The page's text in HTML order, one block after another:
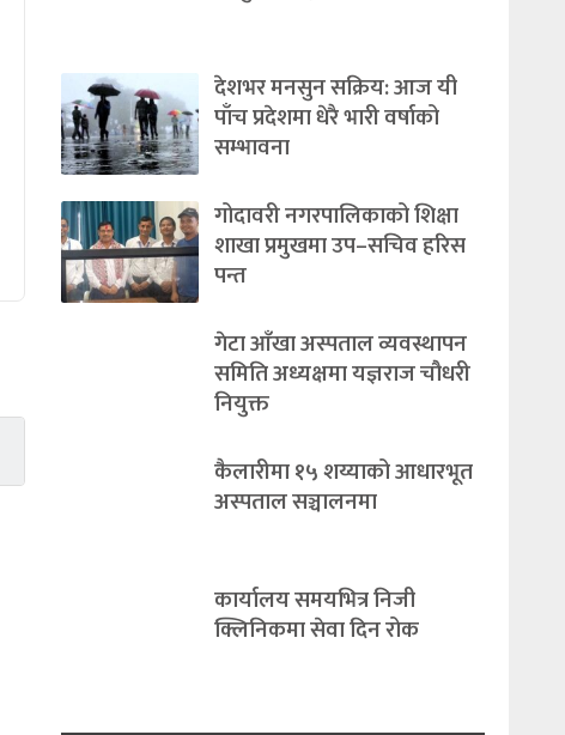
देशभर मनसुन सक्रिय: आज यी
पाँच प्रदेशमा धेरै भारी वर्षाको
सम्भावना
गोदावरी नगरपालिकाको शिक्षा
शाखा प्रमुखमा उप–सचिव हरिस
पन्त
गेटा आँखा अस्पताल व्यवस्थापन
समिति अध्यक्षमा यज्ञराज चौधरी
नियुक्त
कैलारीमा १५ शय्याको आधारभूत
अस्पताल सञ्चालनमा
कार्यालय समयभित्र निजी
क्लिनिकमा सेवा दिन रोक